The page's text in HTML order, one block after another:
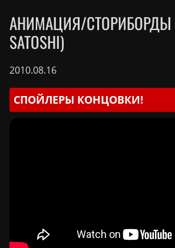
АНИМАЦИЯ/СТОРИБОРДЫ
SATOSHI)
2010.08.16
СПОЙЛЕРЫ КОНЦОВКИ!